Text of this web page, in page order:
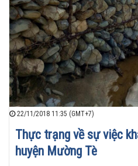
22/11/2018 11:35 (GMT+7)
Thực trạng về sự việc
huyện Mường Tè